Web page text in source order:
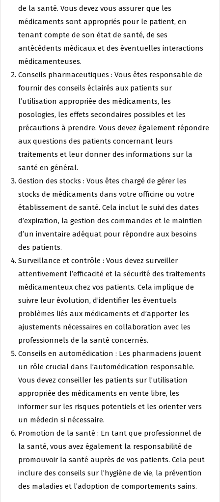
de la santé. Vous devez vous assurer que les
médicaments sont appropriés pour le patient, en
tenant compte de son état de santé, de ses
antécédents médicaux et des éventuelles interactions
médicamenteuses.
Conseils pharmaceutiques : Vous êtes responsable de
fournir des conseils éclairés aux patients sur
l’utilisation appropriée des médicaments, les
posologies, les effets secondaires possibles et les
précautions à prendre. Vous devez également répondre
aux questions des patients concernant leurs
traitements et leur donner des informations sur la
santé en général.
Gestion des stocks : Vous êtes chargé de gérer les
stocks de médicaments dans votre officine ou votre
établissement de santé. Cela inclut le suivi des dates
d’expiration, la gestion des commandes et le maintien
d’un inventaire adéquat pour répondre aux besoins
des patients.
Surveillance et contrôle : Vous devez surveiller
attentivement l’efficacité et la sécurité des traitements
médicamenteux chez vos patients. Cela implique de
suivre leur évolution, d’identifier les éventuels
problèmes liés aux médicaments et d’apporter les
ajustements nécessaires en collaboration avec les
professionnels de la santé concernés.
Conseils en automédication : Les pharmaciens jouent
un rôle crucial dans l’automédication responsable.
Vous devez conseiller les patients sur l’utilisation
appropriée des médicaments en vente libre, les
informer sur les risques potentiels et les orienter vers
un médecin si nécessaire.
Promotion de la santé : En tant que professionnel de
la santé, vous avez également la responsabilité de
promouvoir la santé auprès de vos patients. Cela peut
inclure des conseils sur l’hygiène de vie, la prévention
des maladies et l’adoption de comportements sains.